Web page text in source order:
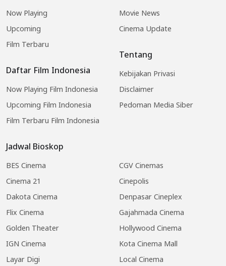
Now Playing
Upcoming
Film Terbaru
Daftar Film Indonesia
Now Playing Film Indonesia
Upcoming Film Indonesia
Film Terbaru Film Indonesia
Jadwal Bioskop
BES Cinema
CGV Cinemas
Cinema 21
Cinepolis
Dakota Cinema
Denpasar Cineplex
Flix Cinema
Gajahmada Cinema
Golden Theater
Hollywood Cinema
IGN Cinema
Kota Cinema Mall
Layar Digi
Local Cinema
Movie News
Cinema Update
Tentang
Kebijakan Privasi
Disclaimer
Pedoman Media Siber